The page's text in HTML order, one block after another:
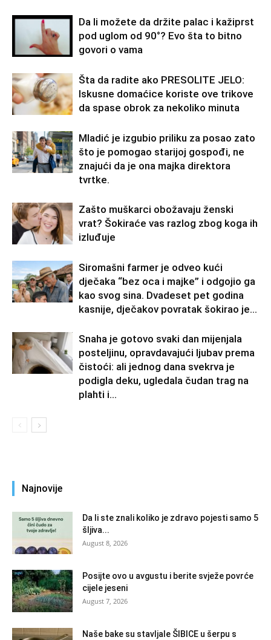
Da li možete da držite palac i kažiprst
pod uglom od 90°? Evo šta to bitno
govori o vama
Šta da radite ako PRESOLITE JELO:
Iskusne domaćice koriste ove trikove
da spase obrok za nekoliko minuta
Mladić je izgubio priliku za posao zato
što je pomogao starijoj gospođi, ne
znajući da je ona majka direktora
tvrtke.
Zašto muškarci obožavaju ženski
vrat? Šokiraće vas razlog zbog koga ih
izluđuje
Siromašni farmer je odveo kući
dječaka “bez oca i majke” i odgojio ga
kao svog sina. Dvadeset pet godina
kasnije, dječakov povratak šokirao je...
Snaha je gotovo svaki dan mijenjala
posteljinu, opravdavajući ljubav prema
čistoći: ali jednog dana svekrva je
podigla deku, ugledala čudan trag na
plahti i...
Najnovije
Da li ste znali koliko je zdravo pojesti samo 5
šljiva...
August 8, 2026
Posijte ovo u avgustu i berite svježe povrće
cijele jeseni
August 7, 2026
Naše bake su stavljale ŠIBICE u šerpu s